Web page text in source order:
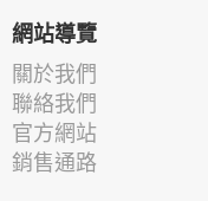
網站導覽
關於我們
聯絡我們
官方網站
銷售通路